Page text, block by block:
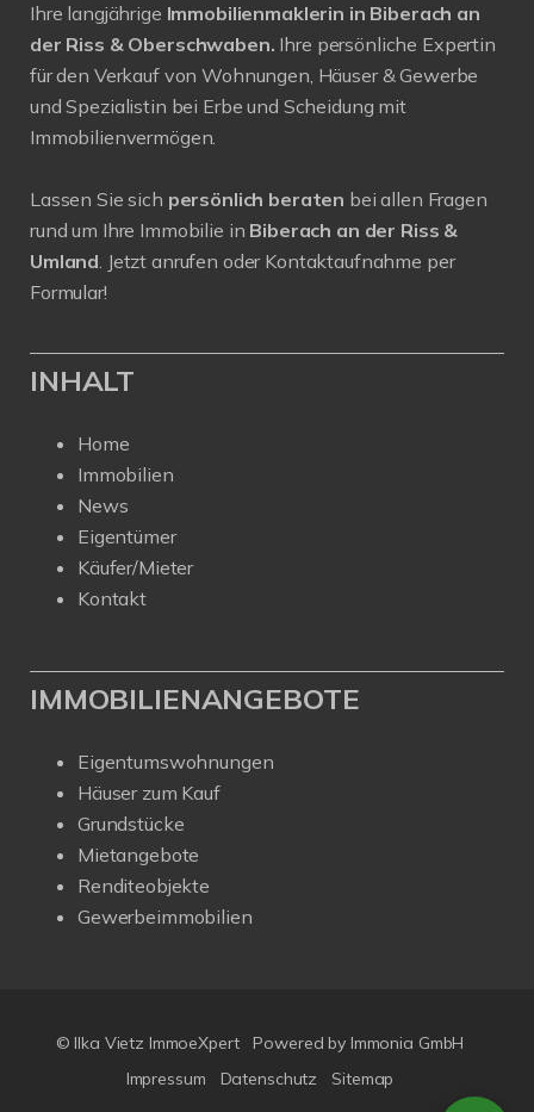
Ihre langjährige Immobilienmaklerin in Biberach an
der Riss & Oberschwaben. Ihre persönliche Expertin
für den Verkauf von Wohnungen, Häuser & Gewerbe
und Spezialistin bei Erbe und Scheidung mit
Immobilienvermögen.
Lassen Sie sich persönlich beraten bei allen Fragen
rund um Ihre Immobilie in Biberach an der Riss &
Umland. Jetzt anrufen oder Kontaktaufnahme per
Formular!
INHALT
Home
Immobilien
News
Eigentümer
Käufer/Mieter
Kontakt
IMMOBILIENANGEBOTE
Eigentumswohnungen
Häuser zum Kauf
Grundstücke
Mietangebote
Renditeobjekte
Gewerbeimmobilien
© Ilka Vietz ImmoeXpert Powered by Immonia GmbH
Impressum
Datenschutz Sitemap